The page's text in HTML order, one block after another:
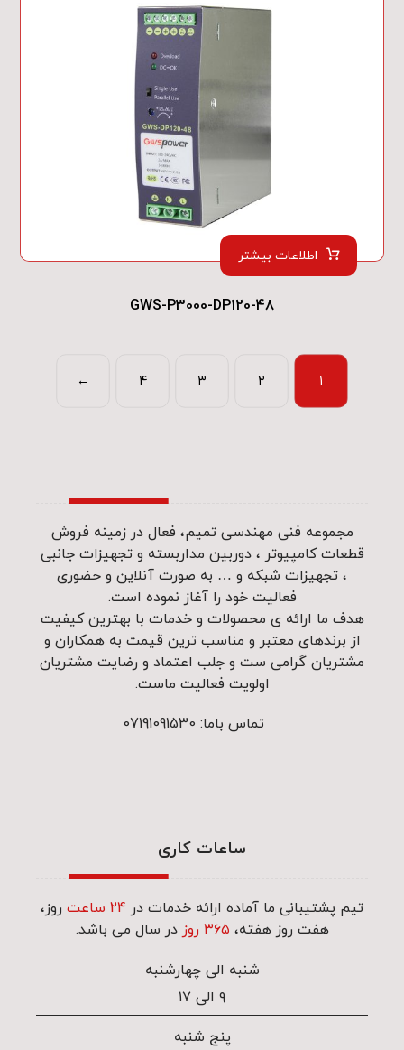
GWS-P3000-DP120-48
اطلاعات بیشتر
۱ ۲ ۳ ۴ ←
مجموعه فنی مهندسی تمیم، فعال در زمینه فروش
قطعات کامپیوتر ، دوربین مداربسته و تجهیزات جانبی
، تجهیزات شبکه و … به صورت آنلاین و حضوری
فعالیت خود را آغاز نموده است.
هدف ما ارائه ی محصولات و خدمات با بهترین کیفیت
از برندهای معتبر و مناسب ترین قیمت به همکاران و
مشتریان گرامی ست و جلب اعتماد و رضایت مشتریان
اولویت فعالیت ماست.
تماس باما: 07191091530
ساعات کاری
تیم پشتیبانی ما آماده ارائه خدمات در 24 ساعت
روز،
هفت روز هفته، ۳۶۵ روز در سال می باشد.
شنبه الی چهارشنبه
۹ الی ۱۷
پنج شنبه